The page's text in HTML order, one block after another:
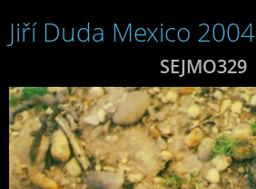
Jiří Duda Mexico 2004
SEJMO329